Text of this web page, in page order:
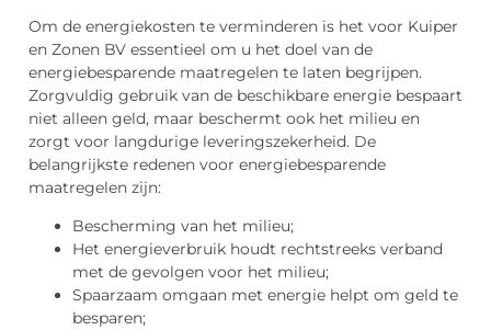
Om de energiekosten te verminderen is het voor Kuiper
en Zonen BV essentieel om u het doel van de
energiebesparende maatregelen te laten begrijpen.
Zorgvuldig gebruik van de beschikbare energie bespaart
niet alleen geld, maar beschermt ook het milieu en
zorgt voor langdurige leveringszekerheid. De
belangrijkste redenen voor energiebesparende
maatregelen zijn:
Bescherming van het milieu;
Het energieverbruik houdt rechtstreeks verband
met de gevolgen voor het milieu;
Spaarzaam omgaan met energie helpt om geld te
besparen;